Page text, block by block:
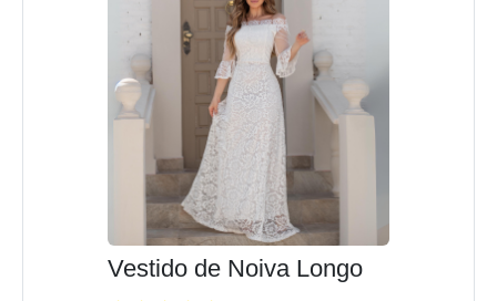
Vestido de Noiva Longo